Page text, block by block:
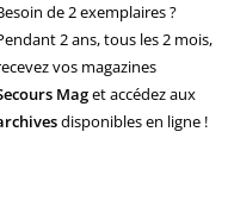
de 2 exemplaires ?
2 ans, tous les 2 mois,
vos magazines
Maget accédez aux
disponibles en ligne !